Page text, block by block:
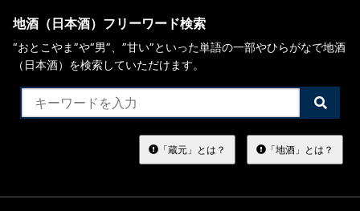
地酒（日本酒）フリーワード検索
“おとこやま”や“男”、”甘い”といった単語の一部やひらがなで地酒
（日本酒）を検索していただけます。
検
索
る
「蔵元」とは？ 「地酒」とは？